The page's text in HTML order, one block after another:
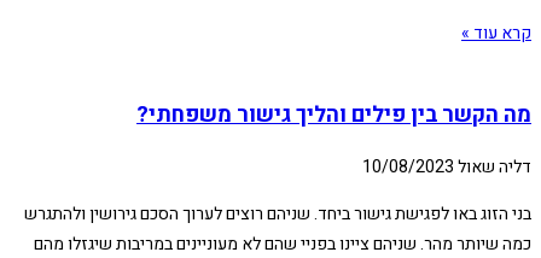
קרא עוד »
מה הקשר בין פילים והליך גישור משפחתי?
דליה שאול10/08/2023
בני הזוג באו לפגישת גישור ביחד. שניהם רוצים לערוך הסכם גירושין ולהתגרש
כמה שיותר מהר. שניהם ציינו בפניי שהם לא מעוניינים במריבות שיגזלו מהם